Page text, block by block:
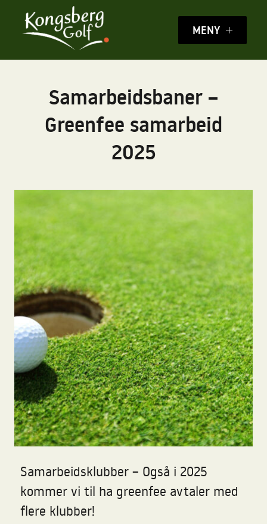
MENY
Samarbeidsbaner –
Greenfee samarbeid
2025
Samarbeidsklubber – Også i 2025
kommer vi til ha greenfee avtaler med
flere klubber!